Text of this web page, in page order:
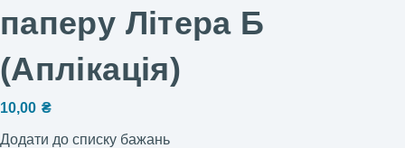
паперу Літера Б
(Аплікація)
10,00 ₴
Додати до списку бажань